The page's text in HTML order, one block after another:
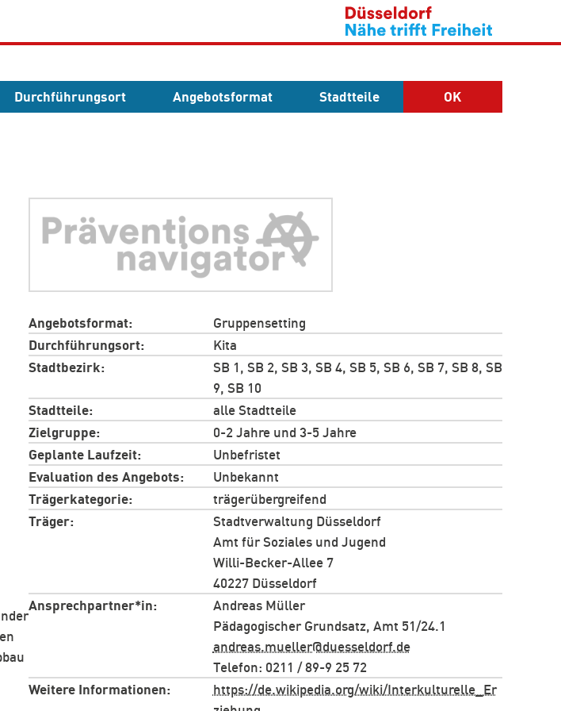
Durchführungsort Angebotsformat Stadtteile OK
Angebotsformat
Gruppensetting
Durchführungsort
Kita
Stadtbezirk
SB 1, SB 2, SB 3, SB 4, SB 5, SB 6, SB 7, SB 8, SB
9, SB 10
Stadtteile
alle Stadtteile
Zielgruppe
0-2 Jahre und 3-5 Jahre
Geplante Laufzeit
Unbefristet
Evaluation des Angebots
Unbekannt
Trägerkategorie
trägerübergreifend
Träger
Stadtverwaltung Düsseldorf
Amt für Soziales und Jugend
Willi-Becker-Allee 7
40227 Düsseldorf
Ansprechpartner*in
Andreas Müller
Pädagogischer Grundsatz, Amt 51/24.1
andreas.mueller@duesseldorf.de
Telefon: 0211 / 89-9 25 72
Weitere Informationen
https://de.wikipedia.org/wiki/Interkulturelle_Er